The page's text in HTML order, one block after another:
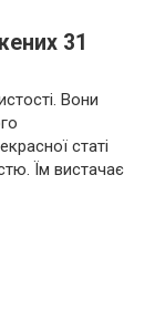
31
Вони
статі
Їм вистачає